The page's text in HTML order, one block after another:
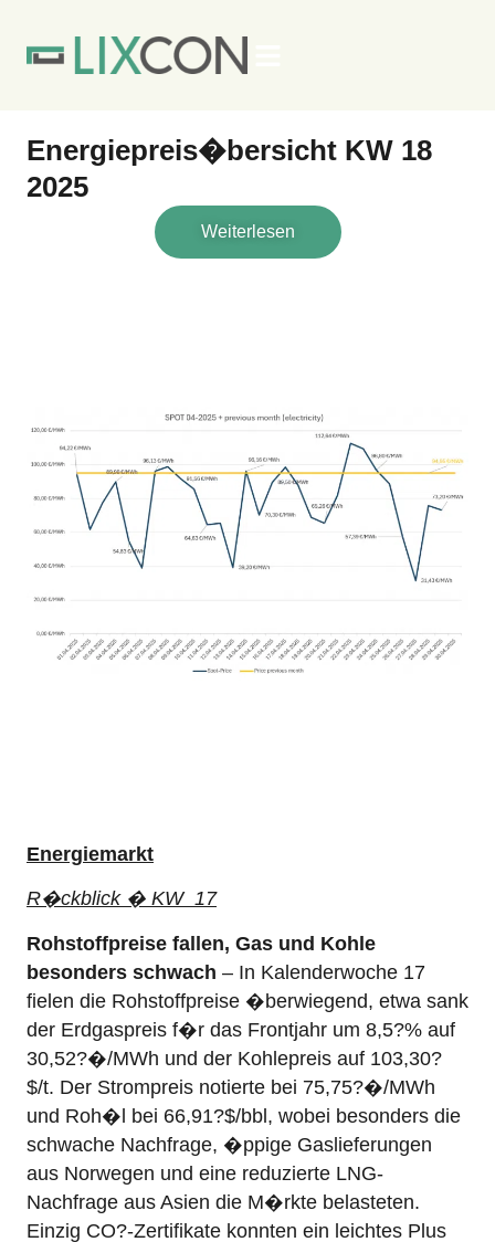
Energiepreis�bersicht KW 18
2025
Weiterlesen
Energiemarkt
R�ckblick � KW 17
Rohstoffpreise fallen, Gas und Kohle
besonders schwach – In Kalenderwoche 17
fielen die Rohstoffpreise �berwiegend, etwa sank
der Erdgaspreis f�r das Frontjahr um 8,5?% auf
30,52?�/MWh und der Kohlepreis auf 103,30?
$/t. Der Strompreis notierte bei 75,75?�/MWh
und Roh�l bei 66,91?$/bbl, wobei besonders die
schwache Nachfrage, �ppige Gaslieferungen
aus Norwegen und eine reduzierte LNG-
Nachfrage aus Asien die M�rkte belasteten.
Einzig CO?-Zertifikate konnten ein leichtes Plus